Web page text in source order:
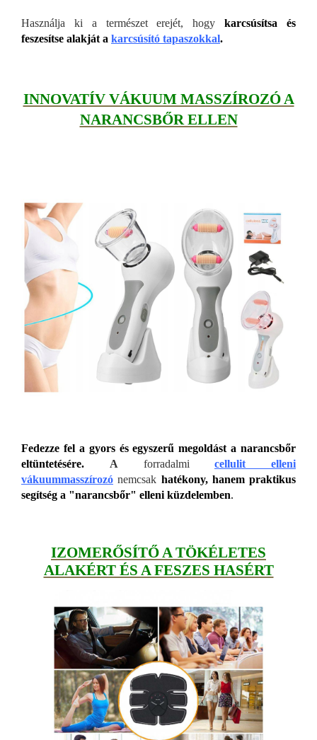
Használja ki a természet erejét, hogykarcsúsítsa és
feszesítse alakját a karcsúsító tapaszokkal.
INNOVATÍV VÁKUUM MASSZÍROZÓ A
NARANCSBŐR ELLEN
Fedezze fel a gyors és egyszerű megoldást a narancsbőr
eltüntetésére. A forradalmicellulit elleni
vákuummasszírozó nemcsak hatékony, hanem praktikus
segítség a "narancsbőr" elleni küzdelemben.
IZOMERŐSÍTŐ A TÖKÉLETES
ALAKÉRT ÉS A FESZES HASÉRT